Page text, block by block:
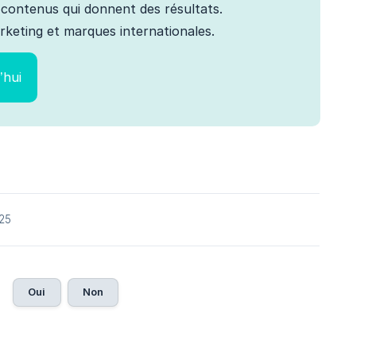
qui donnent des résultats.
et marques internationales.
Oui Non